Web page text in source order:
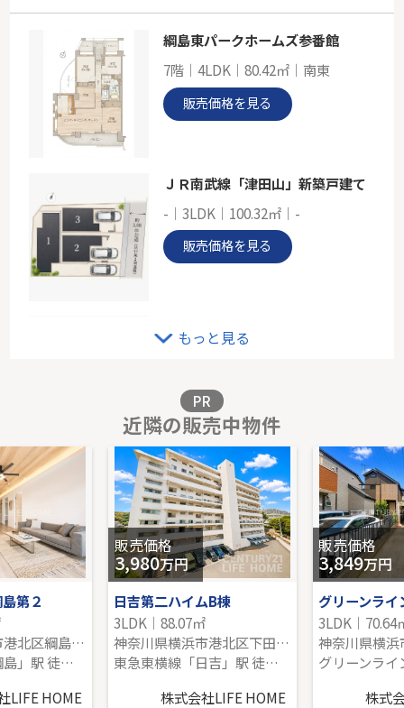
-
83.42㎡
神奈川県横浜市港北区菊名４丁目
綱島東パークホームズ参番館
7階｜4LDK｜80.42㎡｜南東
販売価格を見る
ＪＲ南武線「津田山」新築戸建て
-｜3LDK｜100.32㎡｜-
販売価格を見る
販売価格を見る
メゾン藤
8階｜3LDK｜67.02㎡｜南東
販売価格を見る
もっと見る
PR
近隣の販売中物件
第２
神奈川県横浜市港北区綱島西２丁目
東急東横線「綱島」駅 徒歩4分
LIFE HOME
販売価格
3,980万円
日吉第二ハイムB棟
3LDK｜88.07㎡
神奈川県横浜市港北区下田町４丁目
東急東横線「日吉」駅 徒歩19分
株式会社LIFE HOME
販売価格
3,849万円
3LDK｜70.64
株式